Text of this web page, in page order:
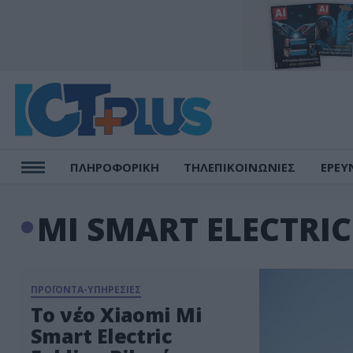
ΠΛΗΡΟΦΟΡΙΚΗ ΤΗΛΕΠΙΚΟΙΝΩΝΙΕΣ
MI SMART
ΠΡΟΪΟΝΤΑ-ΥΠΗΡΕΣΙΕΣ
Το νέο Xiaomi Mi
Smart Electric